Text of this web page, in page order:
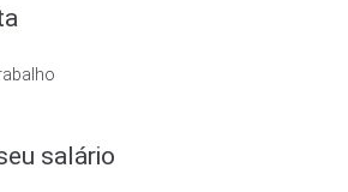
salário